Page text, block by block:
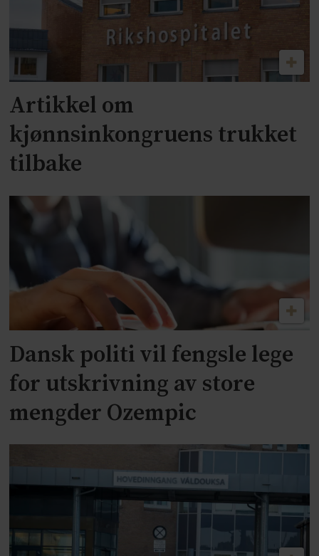
Artikkel om
kjønnsinkongruens trukket
tilbake
Dansk politi vil fengsle lege
for utskrivning av store
mengder Ozempic